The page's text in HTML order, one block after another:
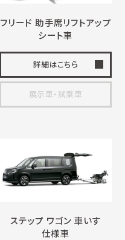
フリード 助手席リフトアップ
シート車
詳細はこちら
展示車・試乗車
ステップ ワゴン 車いす
仕様車